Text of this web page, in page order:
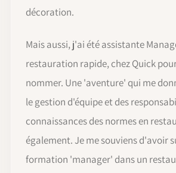
décoration.
Mais aussi, j'ai été assistante
restauration rapide, chez Quick
nommer. Une 'aventure' qui me
le gestion d'équipe et des
connaissances des normes en
également. Je me souviens d'avoir
formation 'manager' dans un